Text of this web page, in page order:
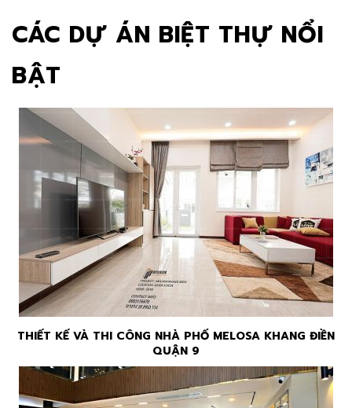
CÁC DỰ ÁN BIỆT THỰ NỔI
BẬT
THIẾT KẾ VÀ THI CÔNG NHÀ PHỐ MELOSA KHANG ĐIỀN
QUẬN 9